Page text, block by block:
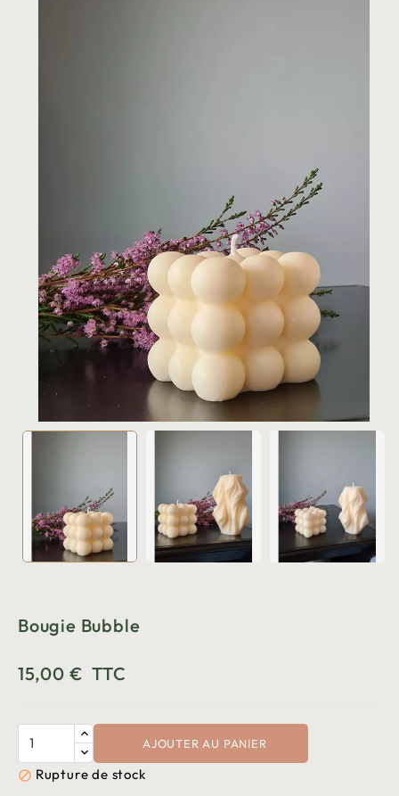
Bougie Bubble
15,00 € TTC
AJOUTER AU PANIER
 Rupture de stock